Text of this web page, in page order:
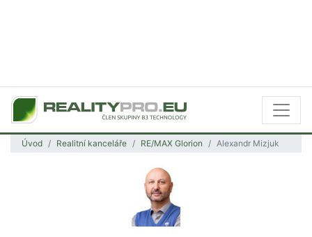
Úvod Realitní kanceláře RE/MAX Glorion Alexandr Mizjuk